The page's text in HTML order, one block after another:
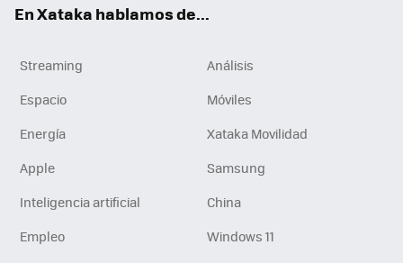
En Xataka hablamos de...
Streaming
Análisis
Espacio
Móviles
Energía
Xataka Movilidad
Apple
Samsung
Inteligencia artificial
China
Empleo
Windows 11